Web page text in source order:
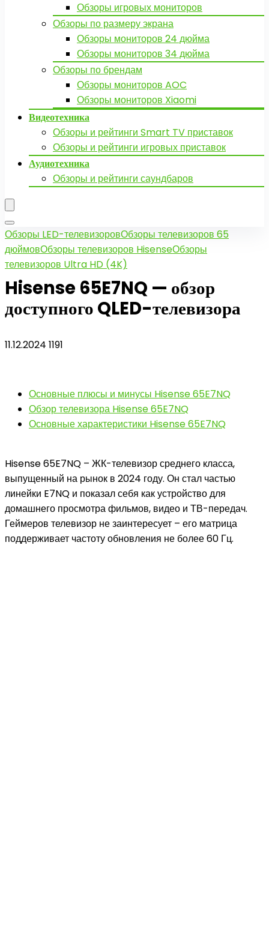
Обзоры игровых мониторов
Обзоры по размеру экрана
Обзоры мониторов 24 дюйма
Обзоры мониторов 34 дюйма
Обзоры по брендам
Обзоры мониторов AOC
Обзоры мониторов Xiaomi
Видеотехника
Обзоры и рейтинги Smart TV приставок
Обзоры и рейтинги игровых приставок
Аудиотехника
Обзоры и рейтинги саундбаров
Обзоры LED-телевизоровОбзоры телевизоров 65
дюймовОбзоры телевизоров HisenseОбзоры
телевизоров Ultra HD (4K)
Hisense 65E7NQ — обзор
доступного QLED-телевизора
11.12.2024 1191
Основные плюсы и минусы Hisense 65E7NQ
Обзор телевизора Hisense 65E7NQ
Основные характеристики Hisense 65E7NQ
Hisense 65E7NQ – ЖК-телевизор среднего класса,
выпущенный на рынок в 2024 году. Он стал частью
линейки E7NQ и показал себя как устройство для
домашнего просмотра фильмов, видео и ТВ-передач.
Геймеров телевизор не заинтересует – его матрица
поддерживает частоту обновления не более 60 Гц.